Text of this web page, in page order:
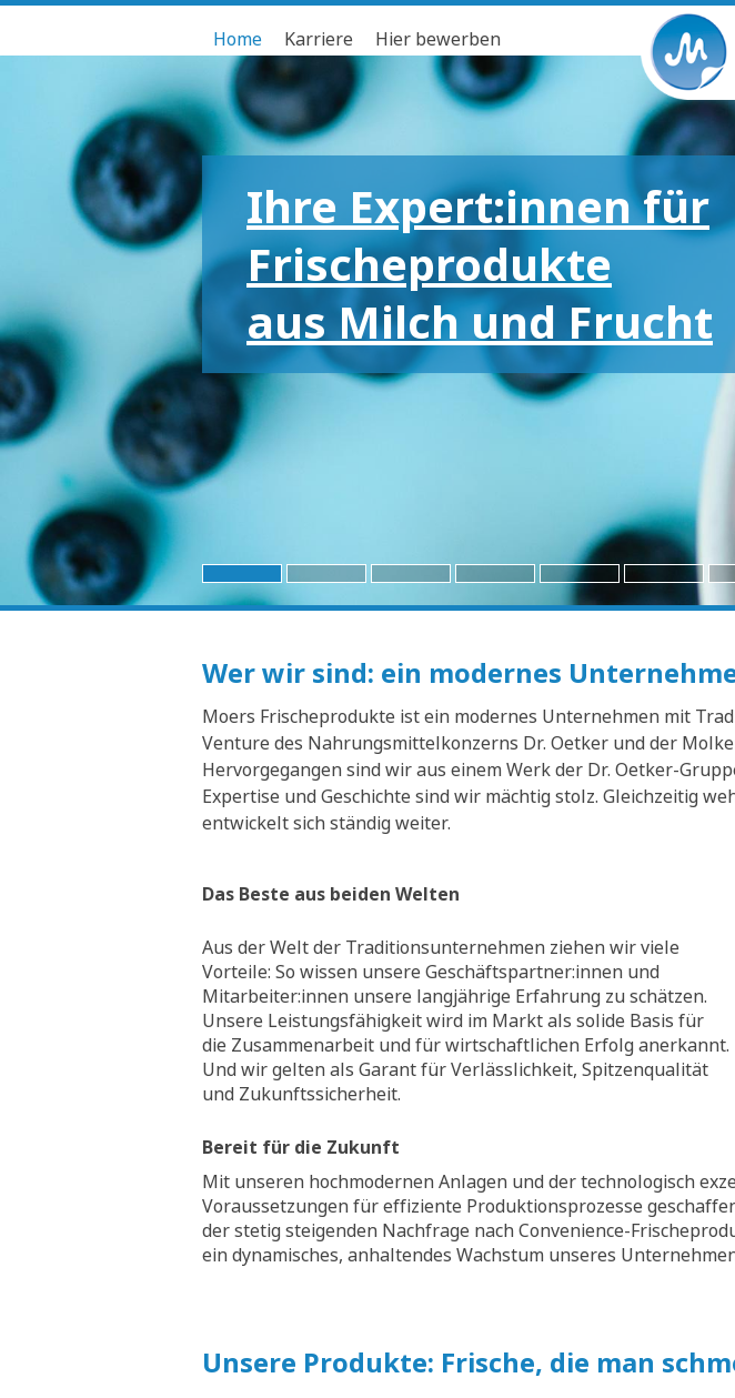
Home Karriere Hier bewerben
Ihre Expert:innen für
Frischeprodukte
aus Milch und Frucht
Wer wir sind: ein modernes
Moers Frischeprodukte ist ein modernes Unternehmen mit
Venture des Nahrungsmittelkonzerns Dr. Oetker und der
Hervorgegangen sind wir aus einem Werk der Dr. Oetker-
Expertise und Geschichte sind wir mächtig stolz. Gleichzeitig
entwickelt sich ständig weiter.
Das Beste aus beiden Welten
Aus der Welt der Traditionsunternehmen ziehen wir viele
Vorteile: So wissen unsere Geschäftspartner:innen und
Mitarbeiter:innen unsere langjährige Erfahrung zu schätzen.
Unsere Leistungsfähigkeit wird im Markt als solide Basis für
die Zusammenarbeit und für wirtschaftlichen Erfolg anerkannt.
Und wir gelten als Garant für Verlässlichkeit, Spitzenqualität
und Zukunftssicherheit.
Bereit für die Zukunft
Mit unseren hochmodernen Anlagen und der technologisch
Voraussetzungen für effiziente Produktionsprozesse
der stetig steigenden Nachfrage nach Convenience-
ein dynamisches, anhaltendes Wachstum unseres
Unsere Produkte: Frische, die man